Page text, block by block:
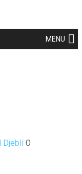
MENU
Djebli 0